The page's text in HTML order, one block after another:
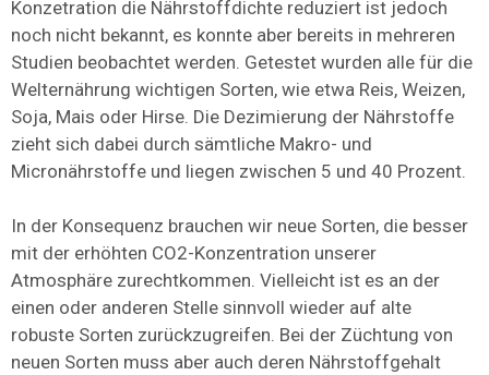
Konzetration die Nährstoffdichte reduziert ist jedoch
noch nicht bekannt, es konnte aber bereits in mehreren
Studien beobachtet werden. Getestet wurden alle für die
Welternährung wichtigen Sorten, wie etwa Reis, Weizen,
Soja, Mais oder Hirse. Die Dezimierung der Nährstoffe
zieht sich dabei durch sämtliche Makro- und
Micronährstoffe und liegen zwischen 5 und 40 Prozent.
In der Konsequenz brauchen wir neue Sorten, die besser
mit der erhöhten CO2-Konzentration unserer
Atmosphäre zurechtkommen. Vielleicht ist es an der
einen oder anderen Stelle sinnvoll wieder auf alte
robuste Sorten zurückzugreifen. Bei der Züchtung von
neuen Sorten muss aber auch deren Nährstoffgehalt